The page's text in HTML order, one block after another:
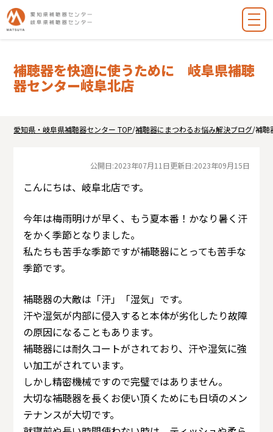
補聴器を快適に使うために 岐阜県補聴
器センター岐阜北店
愛知県・岐阜県補聴器センター TOP/補聴器にまつわるお悩み解決ブログ/補聴
公開日:2023年07月11日更新日:2023年09月15日
こんにちは、岐阜北店です。
今年は梅雨明けが早く、もう夏本番！かなり暑く汗
をかく季節となりました。
私たちも苦手な季節ですが補聴器にとっても苦手な
季節です。
補聴器の大敵は「汗」「湿気」です。
汗や湿気が内部に侵入すると本体が劣化したり故障
の原因になることもあります。
補聴器には耐久コートがされており、汗や湿気に強
い加工がされています。
しかし精密機械ですので完璧ではありません。
大切な補聴器を長くお使い頂くためにも日頃のメン
テナンスが大切です。